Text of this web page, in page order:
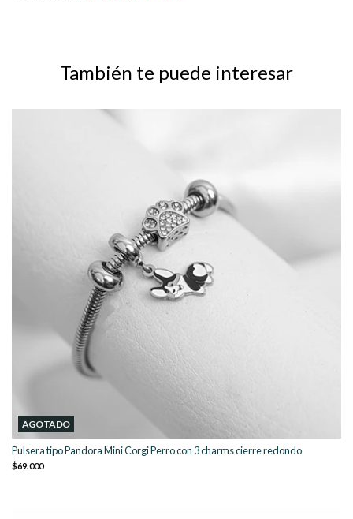
También te puede interesar
AGOTADO
Pulsera tipo Pandora Mini Corgi Perro con 3 charms cierre redondo
$69.000